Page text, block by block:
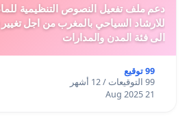
للارشاد السياحي بالمغرب من اجل تغيير
الى فئة المدن والمدارات
99 توقيع
99 التوقيعات / 12 أشهر
21 Aug 2025